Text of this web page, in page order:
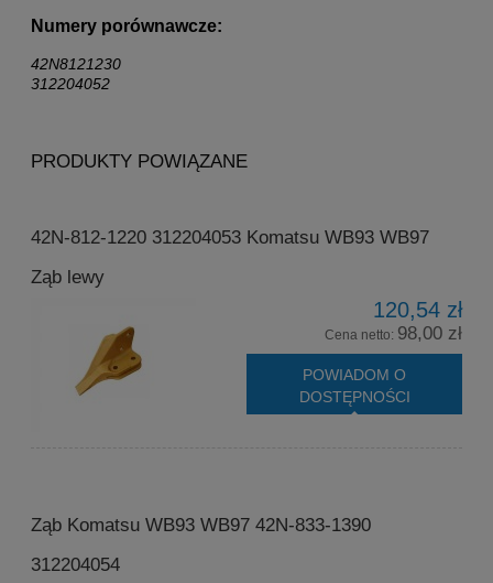
Numery porównawcze:
42N8121230
312204052
PRODUKTY POWIĄZANE
42N-812-1220 312204053 Komatsu WB93 WB97
Ząb lewy
120,54 zł
Cena netto: 98,00 zł
POWIADOM O
DOSTĘPNOŚCI
Ząb Komatsu WB93 WB97 42N-833-1390
312204054